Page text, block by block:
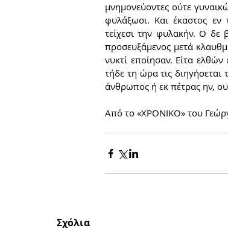
μνημονεύοντες ούτε
φυλάξωσι. Και έκαστος εν
τείχεσι την φυλακήν. Ο
προσευξάμενος μετά
νυκτί εποίησαν. Είτα
τήδε τη ώρα τις
άνθρωπος ή εκ πέτρας ην,
Από το «ΧΡΟΝΙΚΟ» του
Σχόλια